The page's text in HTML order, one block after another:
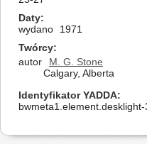
Daty
wydano
1971
Twórcy
autor
M. G. Stone
Calgary, Alberta
Identyfikator YADDA